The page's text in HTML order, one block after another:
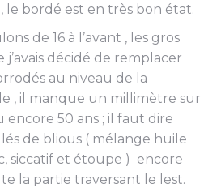
le bordé est en très bon état.
de 16 à l’avant , les gros
décidé de remplacer
au niveau de la
, il manque un millimètre sur
encore 50 ans ; il faut dire
de blious ( mélange huile
siccatif et étoupe ) encore
la partie traversant le lest.